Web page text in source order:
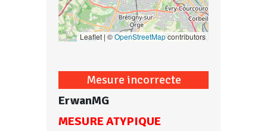
Leaflet | ©OpenStreetMapcontributors
Mesure incorrecte
ErwanMG
MESURE ATYPIQUE